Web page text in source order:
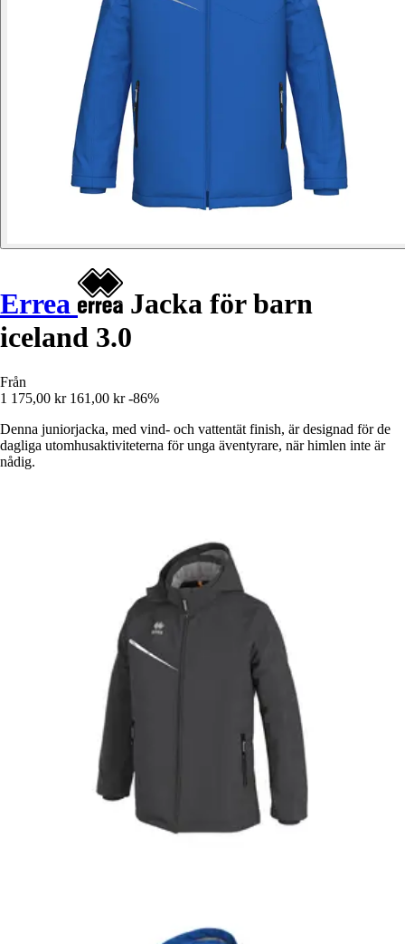
Errea
Jacka för barn
iceland 3.0
Från
1 175,00 kr 161,00 kr -86%
Denna juniorjacka, med vind- och vattentät finish, är designad för de
dagliga utomhusaktiviteterna för unga äventyrare, när himlen inte är
nådig.